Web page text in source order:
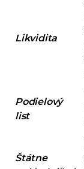
Likvidita
Podielový
list
Štátne